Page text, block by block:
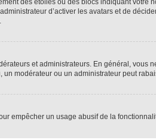
des étoiles ou des blocs indiquant votre
d’activer les avatars et de
et administrateurs. En général, vous
modérateur ou un administrateur peut
empêcher un usage abusif de la